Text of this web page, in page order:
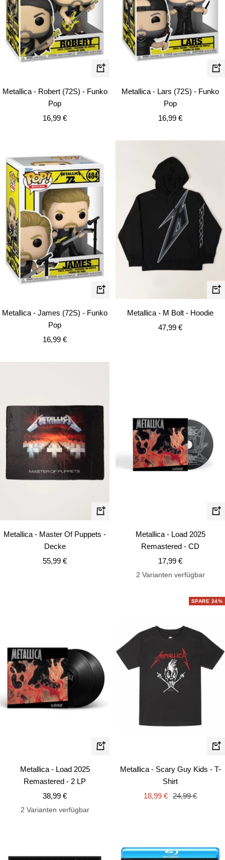
In
den
Metallica - Robert (72S) - Funko
Pop
Angebotspreis
16,99 €
In
Metallica - Lars (72S) - Funko
Pop
Angebotspreis
16,99 €
In
den
Metallica - James (72S) - Funko
Pop
Angebotspreis
16,99 €
Metallica - M Bolt - Hoodie
Angebotspreis
47,99 €
In
Metallica - Master Of Puppets -
Decke
Angebotspreis
55,99 €
In
Metallica - Load 2025
Remastered - CD
Angebotspreis
17,99 €
2 Varianten verfügbar
In
Metallica - Load 2025
Remastered - 2 LP
Angebotspreis
38,99 €
2 Varianten verfügbar
SPARE 24%
Metallica - Scary Guy Kids - T-
Shirt
Angebotspreis
18,99 € Regulärer
24,99 €